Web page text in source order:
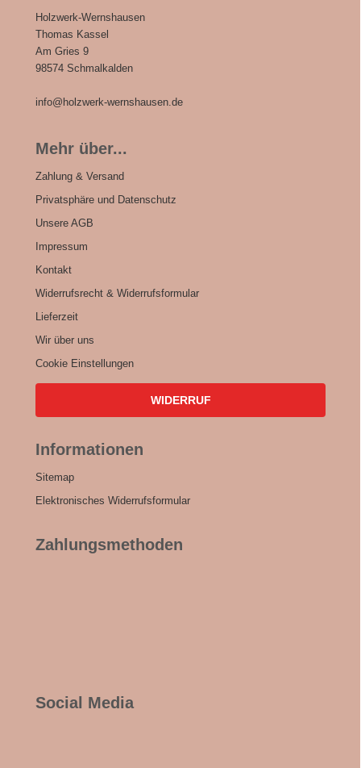
Holzwerk-Wernshausen
Thomas Kassel
Am Gries 9
98574 Schmalkalden
info@holzwerk-wernshausen.de
Mehr über...
Zahlung & Versand
Privatsphäre und Datenschutz
Unsere AGB
Impressum
Kontakt
Widerrufsrecht & Widerrufsformular
Lieferzeit
Wir über uns
Cookie Einstellungen
WIDERRUF
Informationen
Sitemap
Elektronisches Widerrufsformular
Zahlungsmethoden
Social Media